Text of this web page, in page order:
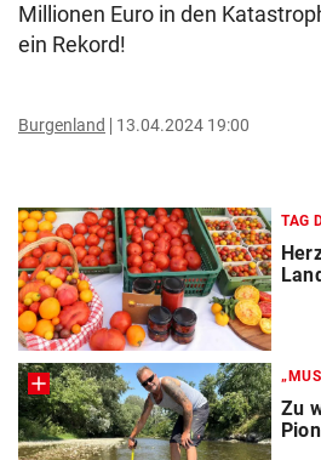
Millionen Euro in den
ein Rekord!
Burgenland 13.04.2024 19:00
TAG
Zu